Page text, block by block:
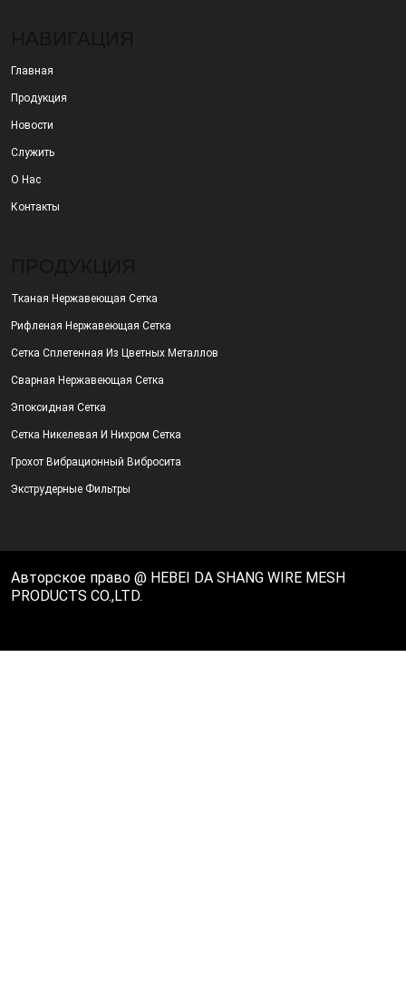
Главная
Продукция
Новости
Служить
О Нас
Контакты
Тканая Нержавеющая Сетка
Рифленая Нержавеющая Сетка
Сетка Сплетенная Из Цветных Металлов
Сварная Нержавеющая Сетка
Эпоксидная Сетка
Сетка Никелевая И Нихром Сетка
Грохот Вибрационный Вибросита
Экструдерные Фильтры
Авторское право @ HEBEI DA SHANG WIRE MESH
PRODUCTS CO.,LTD.